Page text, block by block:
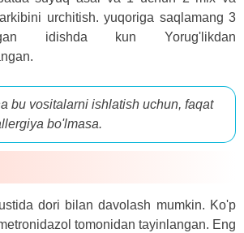
urchitish. yuqoriga saqlamang 3
idishda kun Yorug'likdan
bu vositalarni ishlatish uchun, faqat
bo'lmasa.
dori bilan davolash mumkin. Ko'p
tomonidan tayinlangan. Eng